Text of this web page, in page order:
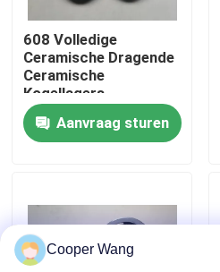
Kwaliteitscontrole
Neem contact met ons op
Ceramische Kogellagers
608 Ceramische Lagers
608 Volledige
Ceramische Dragende
Ceramische
Kogellagers
8x22x7mm van het
Siliciumnitride
Aanvraag sturen
Cooper Wang